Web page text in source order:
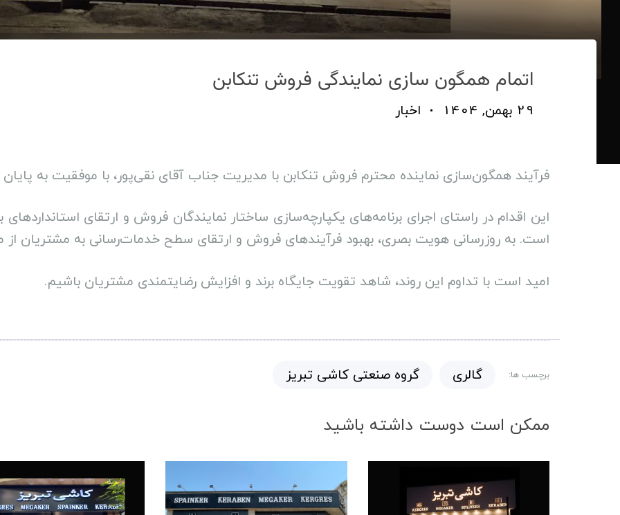
اتمام همگون ‌سازی نمایندگی فروش تنکابن
29 بهمن, 1404 اخبار
فرآیند همگون‌سازی نماینده محترم فروش تنکابن با مدیریت جناب آقای نقی‌پور، با موفقیت به
این اقدام در راستای اجرای برنامه‌های یکپارچه‌سازی ساختار نمایندگان فروش و ارتقای
است. به‌ روزرسانی هویت بصری، بهبود فرآیندهای فروش و ارتقای سطح خدمات‌رسانی به مشتریان
امید است با تداوم این روند، شاهد تقویت جایگاه برند و افزایش رضایتمندی مشتریان باشیم.
برچسب ها: گالری گروه صنعتی کاشی تبریز
ممکن است دوست داشته باشید